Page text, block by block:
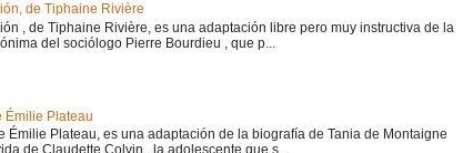
de Tiphaine Rivière
, de Tiphaine Rivière, es una adaptación libre pero muy instructiva de la
del sociólogo Pierre Bourdieu , que p...
Émilie Plateau
Émilie Plateau, es una adaptación de la biografía de Tania de Montaigne